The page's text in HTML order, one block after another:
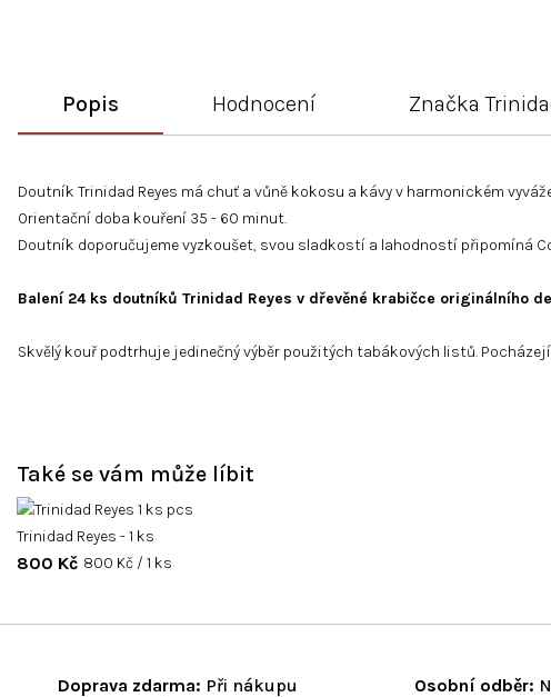
Doprava zdarma: Při nákupu
Osobní odběr:
Popis Hodnocení Značka
Doutník Trinidad Reyes má chuť a vůně kokosu a kávy v harmonickém
Orientační doba kouření 35 - 60 minut.
Doutník doporučujeme vyzkoušet, svou sladkostí a lahodností připomíná
Balení 24 ks doutníků Trinidad Reyes v dřevěné krabičce originálního
Skvělý kouř podtrhuje jedinečný výběr použitých tabákových listů.
Také se vám může líbit
Trinidad Reyes - 1 ks
800 Kč Měrná
800 Kč / 1 ks